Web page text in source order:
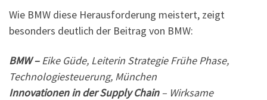
Wie BMW diese Herausforderung meistert, zeigt
besonders deutlich der Beitrag von BMW:
BMW –Eike Güde, Leiterin Strategie Frühe Phase,
Technologiesteuerung, München
Innovationen in der Supply Chain– Wirksame